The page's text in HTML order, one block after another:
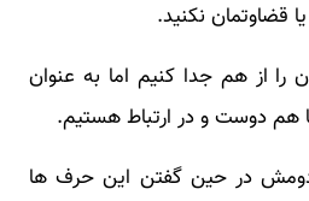
نکنید.
را از هم جدا کنیم اما به عنوان
هم دوست و در ارتباط هستیم.
دومش در حین گفتن این حرف ها